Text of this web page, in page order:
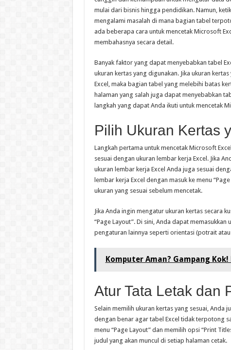
mulai dari bisnis hingga pendidikan. Namun,
mengalami masalah di mana bagian tabel
ada beberapa cara untuk mencetak Microsoft
membahasnya secara detail.
Banyak faktor yang dapat menyebabkan tabel
ukuran kertas yang digunakan. Jika ukuran
Excel, maka bagian tabel yang melebihi batas
halaman yang salah juga dapat menyebabkan
langkah yang dapat Anda ikuti untuk mencetak
Pilih Ukuran Kertas
Langkah pertama untuk mencetak Microsoft
sesuai dengan ukuran lembar kerja Excel. Jika
ukuran lembar kerja Excel Anda juga sesuai
lembar kerja Excel dengan masuk ke menu
ukuran yang sesuai sebelum mencetak.
Jika Anda ingin mengatur ukuran kertas secara
“Page Layout”. Di sini, Anda dapat
pengaturan lainnya seperti orientasi (potrait
Komputer Aman? Gampang
Atur Tata Letak dan
Selain memilih ukuran kertas yang sesuai, Anda
dengan benar agar tabel Excel tidak terpotong
menu “Page Layout” dan memilih opsi “Print
judul yang akan muncul di setiap halaman cetak.